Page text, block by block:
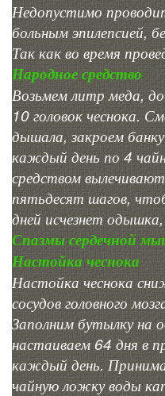
Недопустимо
больным эпилепсией,
Так как во время
Народное средство
Возьмем литр меда,
10 головок чеснока.
дышала, закроем
каждый день по 4
средством
пятьдесят шагов,
дней исчезнет
Спазмы сердечной
Настойка чеснока
Настойка чеснока
сосудов головного
Заполним бутылку на
настаиваем 64 дня в
каждый день.
чайную ложку воды